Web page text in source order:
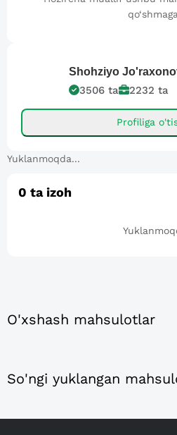
Shohziyo
3506 ta 2232 ta
Profiliga
Yuklanmoqda...
0 ta izoh
O'xshash mahsulotlar
So'ngi yuklangan